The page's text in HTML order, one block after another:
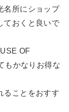
名所にショップ
ておくと良いで
OF
もかなりお得な
ることをおすす